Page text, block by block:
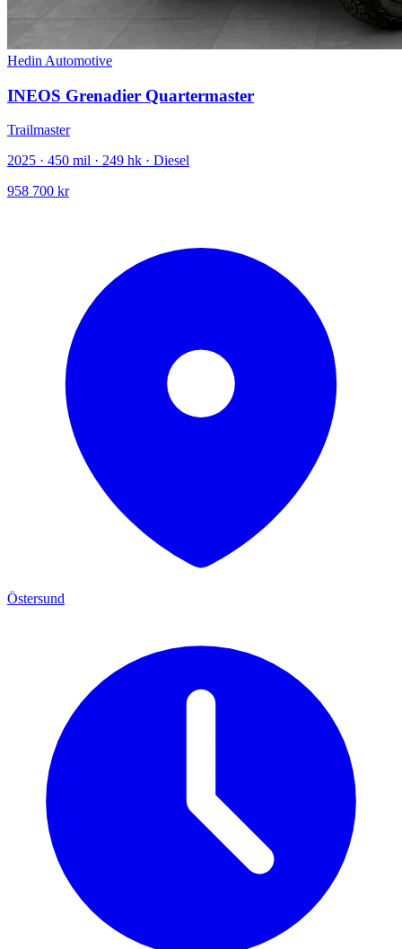
Hedin Automotive
INEOS Grenadier Quartermaster
Trailmaster
2025 · 450 mil · 249 hk · Diesel
958 700 kr
Östersund